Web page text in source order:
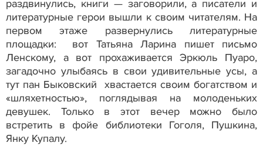
раздвинулись, книги — заговорили, а писатели и
литературные герои вышли к своим читателям. На
первом этаже развернулись литературные
площадки: вот Татьяна Ларина пишет письмо
Ленскому, а вот прохаживается Эркюль Пуаро,
загадочно улыбаясь в свои удивительные усы, а
тут пан Быковский хвастается своим богатством и
«шляхетностью», поглядывая на молоденьких
девушек. Только в этот вечер можно было
встретить в фойе библиотеки Гоголя, Пушкина,
Янку Купалу.